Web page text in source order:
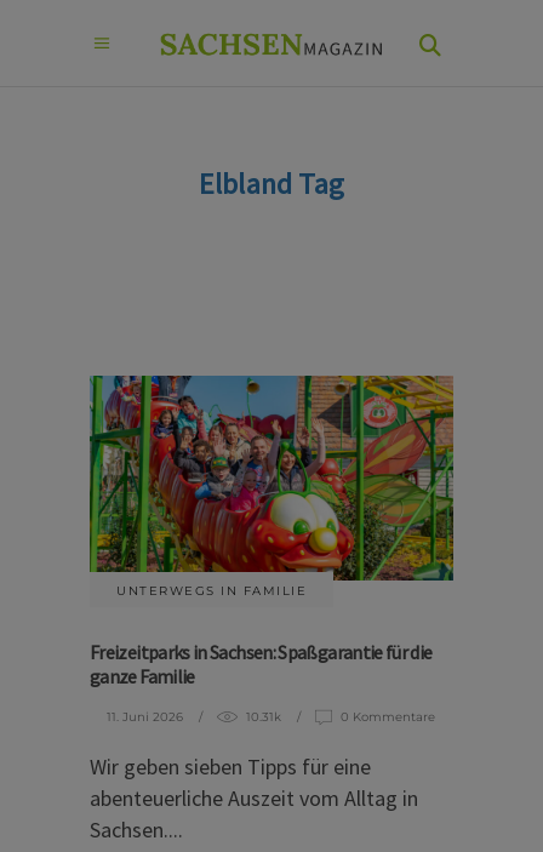
Elbland Tag
UNTERWEGS IN FAMILIE
Freizeitparks in Sachsen: Spaßgarantie für die
ganze Familie
11. Juni 2026 10.31k 0 Kommentare
Wir geben sieben Tipps für eine
abenteuerliche Auszeit vom Alltag in
Sachsen.